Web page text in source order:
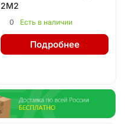
2M2
0 Есть в наличии
Подробнее